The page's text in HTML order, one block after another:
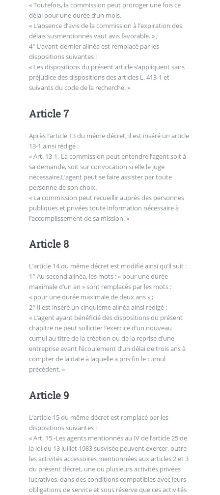
« Toutefois, la commission peut proroger une fois ce
délai pour une durée d’un mois.
« L’absence d’avis de la commission à l’expiration des
délais susmentionnés vaut avis favorable. » ;
4° L’avant-dernier alinéa est remplacé par les
dispositions suivantes :
« Les dispositions du présent article s’appliquent sans
préjudice des dispositions des articles L. 413-1 et
suivants du code de la recherche. »
Article 7
Après l’article 13 du même décret, il est inséré un article
13-1 ainsi rédigé :
« Art. 13-1.-La commission peut entendre l’agent soit à
sa demande, soit sur convocation si elle le juge
nécessaire.L’agent peut se faire assister par toute
personne de son choix.
« La commission peut recueillir auprès des personnes
publiques et privées toute information nécessaire à
l’accomplissement de sa mission. »
Article 8
L’article 14 du même décret est modifié ainsi qu’il suit :
1° Au second alinéa, les mots : « pour une durée
maximale d’un an » sont remplacés par les mots :
« pour une durée maximale de deux ans » ;
2° Il est inséré un cinquième alinéa ainsi rédigé :
« L’agent ayant bénéficié des dispositions du présent
chapitre ne peut solliciter l’exercice d’un nouveau
cumul au titre de la création ou de la reprise d’une
entreprise avant l’écoulement d’un délai de trois ans à
compter de la date à laquelle a pris fin le cumul
précédent. »
Article 9
L’article 15 du même décret est remplacé par les
dispositions suivantes :
« Art. 15.-Les agents mentionnés au IV de l’article 25 de
la loi du 13 juillet 1983 susvisée peuvent exercer, outre
les activités accessoires mentionnées aux articles 2 et 3
du présent décret, une ou plusieurs activités privées
lucratives, dans des conditions compatibles avec leurs
obligations de service et sous réserve que ces activités